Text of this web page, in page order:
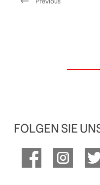
FOLGEN SIE